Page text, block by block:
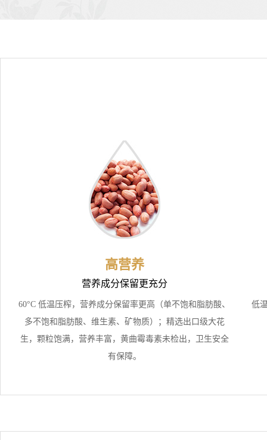
高营养
营养成分保留更充分
60°C 低温压榨，营养成分保留率更高（单不饱和脂肪酸、
多不饱和脂肪酸、维生素、矿物质）；精选出口级大花
生，颗粒饱满，营养丰富，黄曲霉毒素未检出，卫生安全
有保障。
低